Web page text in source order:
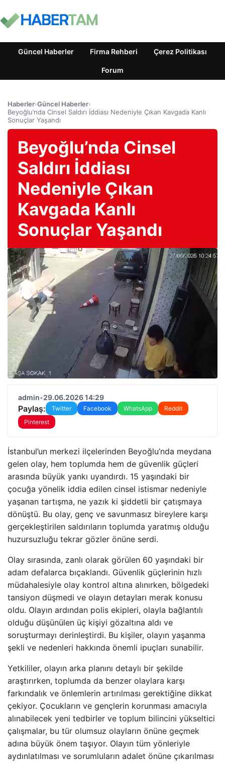
Güncel Haberler Firma Rehberi Çerez Politikası
Forum
Haberler›Güncel Haberler›
Beyoğlu’nda Cinsel Saldırı İddiası Nedeniyle Çıkan Kavgada Kanlı
Sonuçlar Yaşandı
Beyoğlu’nda Cinsel
Saldırı İddiası
Nedeniyle Çıkan
Kavgada Kanlı
Sonuçlar Yaşandı
admin•29.06.2026 14:29
Paylaş: Twitter Facebook WhatsApp
Reddit
Pinterest
İstanbul’un merkezi ilçelerinden Beyoğlu’nda meydana
gelen olay, hem toplumda hem de güvenlik güçleri
arasında büyük yankı uyandırdı. 15 yaşındaki bir
çocuğa yönelik iddia edilen cinsel istismar nedeniyle
yaşanan tartışma, ne yazık ki şiddetli bir çatışmaya
dönüştü. Bu olay, genç ve savunmasız bireylere karşı
gerçekleştirilen saldırıların toplumda yaratmış olduğu
huzursuzluğu tekrar gözler önüne serdi.
Olay sırasında, zanlı olarak görülen 60 yaşındaki bir
adam defalarca bıçaklandı. Güvenlik güçlerinin hızlı
müdahalesiyle olay kontrol altına alınırken, bölgedeki
tansiyon düşmedi ve olayın detayları merak konusu
oldu. Olayın ardından polis ekipleri, olayla bağlantılı
olduğu düşünülen üç kişiyi gözaltına aldı ve
soruşturmayı derinleştirdi. Bu kişiler, olayın yaşanma
şekli ve nedenleri hakkında önemli ipuçları sunabilir.
Yetkililer, olayın arka planını detaylı bir şekilde
araştırırken, toplumda da benzer olaylara karşı
farkındalık ve önlemlerin artırılması gerektiğine dikkat
çekiyor. Çocukların ve gençlerin korunması amacıyla
alınabilecek yeni tedbirler ve toplum bilincini yükseltici
çalışmalar, bu tür olumsuz olayların önüne geçmek
adına büyük önem taşıyor. Olayın tüm yönleriyle
aydınlatılması ve sorumluların adalet önüne çıkarılması